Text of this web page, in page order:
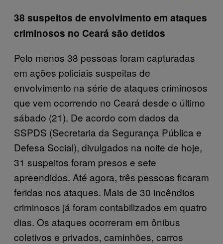
38 suspeitos de envolvimento em ataques
criminosos no Ceará são detidos
Pelo menos 38 pessoas foram capturadas
em ações policiais suspeitas de
envolvimento na série de ataques criminosos
que vem ocorrendo no Ceará desde o último
sábado (21). De acordo com dados da
SSPDS (Secretaria da Segurança Pública e
Defesa Social), divulgados na noite de hoje,
31 suspeitos foram presos e sete
apreendidos. Até agora, três pessoas ficaram
feridas nos ataques. Mais de 30 incêndios
criminosos já foram contabilizados em quatro
dias. Os ataques ocorreram em ônibus
coletivos e privados, caminhões, carros